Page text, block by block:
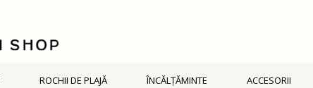
ROCHII DE PLAJĂ ÎNCĂLŢĂMINTE ACCESORII